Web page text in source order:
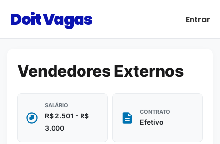
Doit Vagas Entrar
Vendedores Externos
SALÁRIO
R$ 2.501 - R$
3.000
CONTRATO
Efetivo